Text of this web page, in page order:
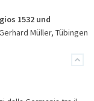
1532 und
Müller, Tübingen